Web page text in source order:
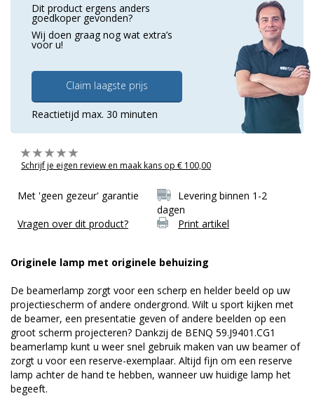
Dit product ergens anders
goedkoper gevonden?
Wij doen graag nog wat extra’s
voor u!
Claim laagste prijs
Reactietijd max. 30 minuten
Schrijf je eigen review en maak kans op € 100,00
Met 'geen gezeur' garantie
Levering binnen 1-2
dagen
Vragen over dit product?
Print artikel
Originele lamp met originele behuizing
De beamerlamp zorgt voor een scherp en helder beeld op uw
projectiescherm of andere ondergrond. Wilt u sport kijken met
de beamer, een presentatie geven of andere beelden op een
groot scherm projecteren? Dankzij de BENQ 59.J9401.CG1
beamerlamp kunt u weer snel gebruik maken van uw beamer of
zorgt u voor een reserve-exemplaar. Altijd fijn om een reserve
lamp achter de hand te hebben, wanneer uw huidige lamp het
begeeft.